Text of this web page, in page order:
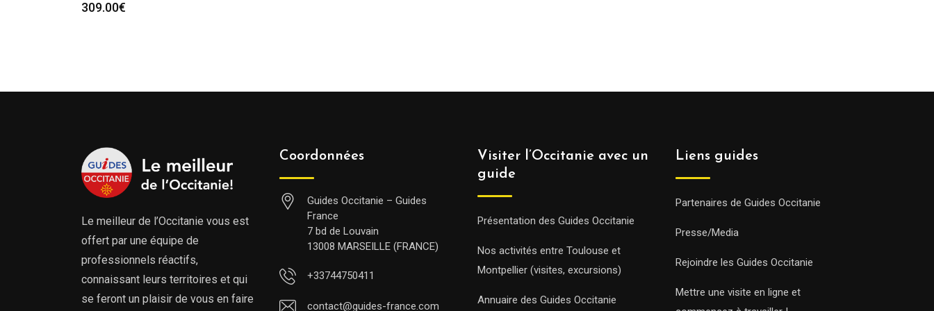
309.00€
Le meilleur de l’Occitanie vous est
offert par une équipe de
professionnels réactifs,
connaissant leurs territoires et qui
se feront un plaisir de vous en faire
Coordonnées
Guides Occitanie – Guides
France
7 bd de Louvain
13008 MARSEILLE (FRANCE)
+33744750411
contact@guides-france.com
Visiter l’Occitanie avec un
guide
Présentation des Guides Occitanie
Nos activités entre Toulouse et
Montpellier (visites, excursions)
Annuaire des Guides Occitanie
Liens guides
Partenaires de Guides Occitanie
Presse/Media
Rejoindre les Guides Occitanie
Mettre une visite en ligne et